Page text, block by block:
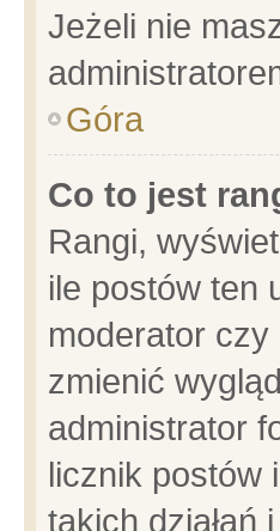
Jeżeli nie
Góra
Co to jest
Rangi,
ile postów ten
moderator
zmienić
administrator
licznik postów
takich działań